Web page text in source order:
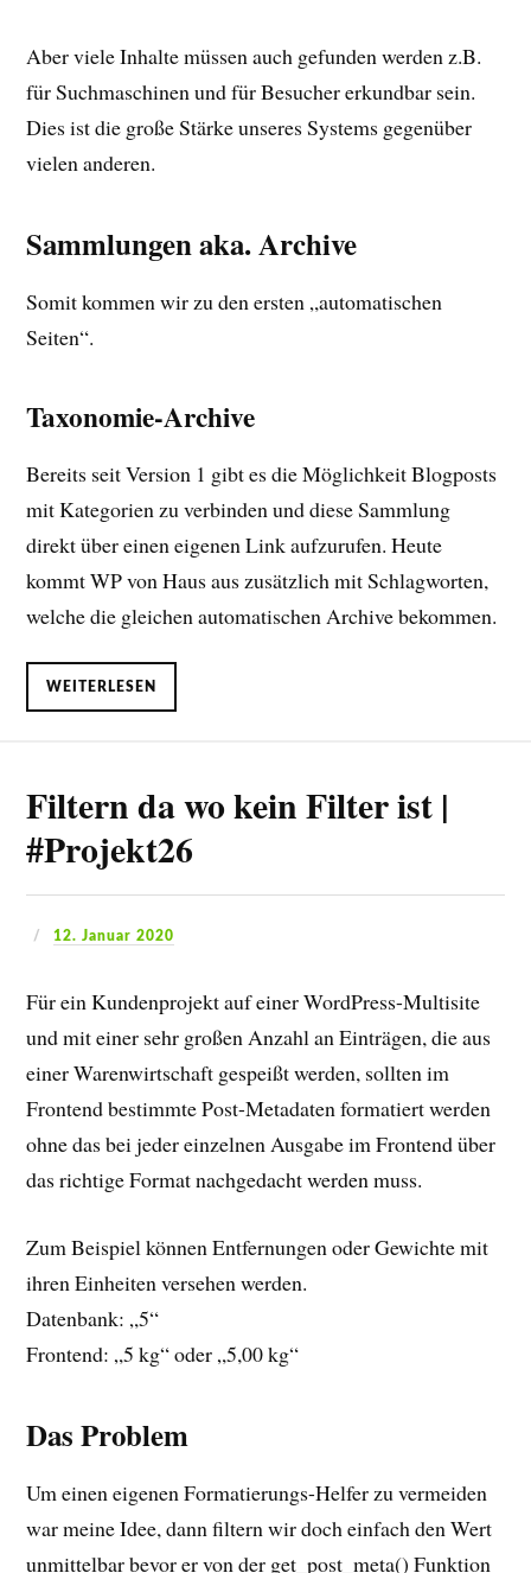
Aber viele Inhalte müssen auch gefunden werden z.B.
für Suchmaschinen und für Besucher erkundbar sein.
Dies ist die große Stärke unseres Systems gegenüber
vielen anderen.
Sammlungen aka. Archive
Somit kommen wir zu den ersten „automatischen
Seiten“.
Taxonomie-Archive
Bereits seit Version 1 gibt es die Möglichkeit Blogposts
mit Kategorien zu verbinden und diese Sammlung
direkt über einen eigenen Link aufzurufen. Heute
kommt WP von Haus aus zusätzlich mit Schlagworten,
welche die gleichen automatischen Archive bekommen.
WEITERLESEN
Filtern da wo kein Filter ist |
#Projekt26
12. Januar 2020
Für ein Kundenprojekt auf einer WordPress-Multisite
und mit einer sehr großen Anzahl an Einträgen, die aus
einer Warenwirtschaft gespeißt werden, sollten im
Frontend bestimmte Post-Metadaten formatiert werden
ohne das bei jeder einzelnen Ausgabe im Frontend über
das richtige Format nachgedacht werden muss.
Zum Beispiel können Entfernungen oder Gewichte mit
ihren Einheiten versehen werden.
Datenbank: „5“
Frontend: „5 kg“ oder „5,00 kg“
Das Problem
Um einen eigenen Formatierungs-Helfer zu vermeiden
war meine Idee, dann filtern wir doch einfach den Wert
unmittelbar bevor er von der get_post_meta() Funktion